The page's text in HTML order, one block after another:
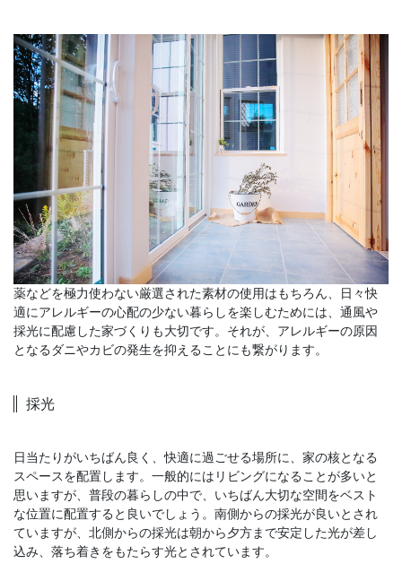
薬などを極力使わない厳選された素材の使用はもちろん、日々快
適にアレルギーの心配の少ない暮らしを楽しむためには、通風や
採光に配慮した家づくりも大切です。それが、アレルギーの原因
となるダニやカビの発生を抑えることにも繋がります。
採光
日当たりがいちばん良く、快適に過ごせる場所に、家の核となる
スペースを配置します。一般的にはリビングになることが多いと
思いますが、普段の暮らしの中で、いちばん大切な空間をベスト
な位置に配置すると良いでしょう。南側からの採光が良いとされ
ていますが、北側からの採光は朝から夕方まで安定した光が差し
込み、落ち着きをもたらす光とされています。